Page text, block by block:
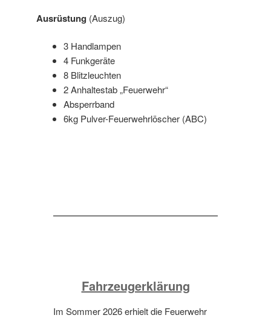
Ausrüstung (Auszug)
3 Handlampen
4 Funkgeräte
8 Blitzleuchten
2 Anhaltestab „Feuerwehr“
Absperrband
6kg Pulver-Feuerwehrlöscher (ABC)
Fahrzeugerklärung
Im Sommer 2026 erhielt die Feuerwehr